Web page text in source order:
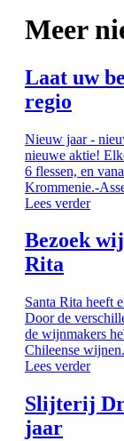
Meer
Laat uw
regio
Nieuw jaar -
nieuwe aktie!
6 flessen, en
Krommenie.-
Lees verder
Bezoek
Rita
Santa Rita heeft
Door de
de wijnmakers
Chileense
Lees verder
Slijterij
jaar